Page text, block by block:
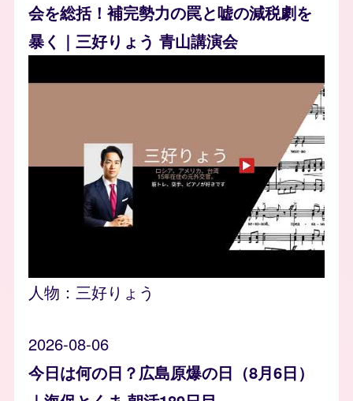
会を総括！補完勢力の罠と嘘の減税劇を
暴く｜三好りょう 青山講演会
人物： 三好りょう
2026-08-06
今日は何の日？広島原爆の日（8月6日）